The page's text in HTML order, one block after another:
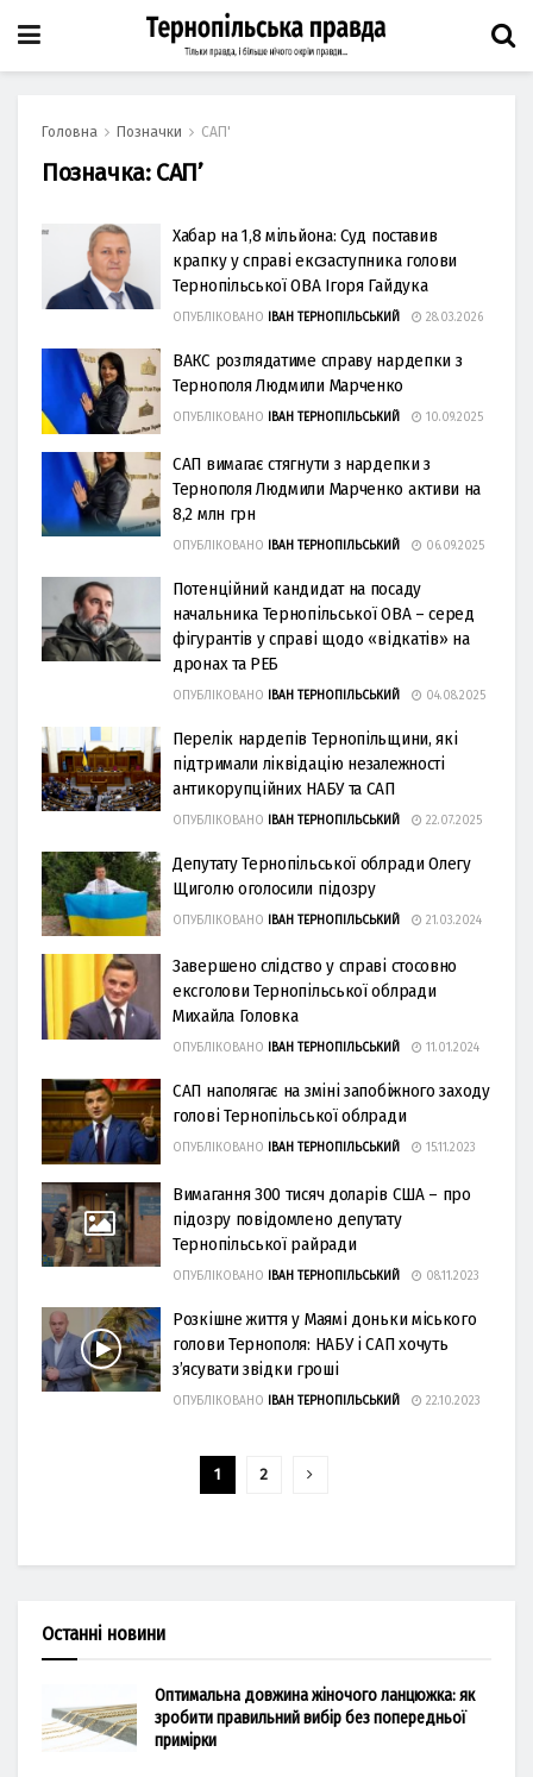
Головна Позначки САП'
Позначка: САП’
Хабар на 1,8 мільйона: Суд поставив
крапку у справі ексзаступника голови
Тернопільської ОВА Ігоря Гайдука
ОПУБЛІКОВАНО ІВАН ТЕРНОПІЛЬСЬКИЙ 28.03.2026
ВАКС розглядатиме справу нардепки з
Тернополя Людмили Марченко
ОПУБЛІКОВАНО ІВАН ТЕРНОПІЛЬСЬКИЙ 10.09.2025
САП вимагає стягнути з нардепки з
Тернополя Людмили Марченко активи на
8,2 млн грн
ОПУБЛІКОВАНО ІВАН ТЕРНОПІЛЬСЬКИЙ 06.09.2025
Потенційний кандидат на посаду
начальника Тернопільської ОВА – серед
фігурантів у справі щодо «відкатів» на
дронах та РЕБ
ОПУБЛІКОВАНО ІВАН ТЕРНОПІЛЬСЬКИЙ 04.08.2025
Перелік нардепів Тернопільщини, які
підтримали ліквідацію незалежності
антикорупційних НАБУ та САП
ОПУБЛІКОВАНО ІВАН ТЕРНОПІЛЬСЬКИЙ 22.07.2025
Депутату Тернопільської облради Олегу
Щиголю оголосили підозру
ОПУБЛІКОВАНО ІВАН ТЕРНОПІЛЬСЬКИЙ 21.03.2024
Завершено слідство у справі стосовно
ексголови Тернопільської облради
Михайла Головка
ОПУБЛІКОВАНО ІВАН ТЕРНОПІЛЬСЬКИЙ 11.01.2024
САП наполягає на зміні запобіжного заходу
голові Тернопільської облради
ОПУБЛІКОВАНО ІВАН ТЕРНОПІЛЬСЬКИЙ 15.11.2023
Вимагання 300 тисяч доларів США – про
підозру повідомлено депутату
Тернопільської райради
ОПУБЛІКОВАНО ІВАН ТЕРНОПІЛЬСЬКИЙ 08.11.2023
Розкішне життя у Маямі доньки міського
голови Тернополя: НАБУ і САП хочуть
з’ясувати звідки гроші
ОПУБЛІКОВАНО ІВАН ТЕРНОПІЛЬСЬКИЙ 22.10.2023
1 2
Останні новини
Оптимальна довжина жіночого ланцюжка: як
зробити правильний вибір без попередньої
примірки